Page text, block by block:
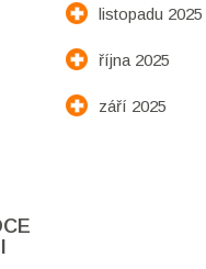
listopadu 2025
října 2025
září 2025